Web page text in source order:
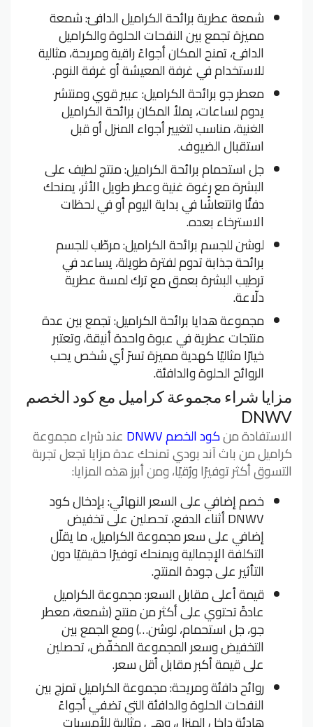
شمعة عطرية برائحة الكراميل الدافئ: شمعة
مميزة تجمع بين النفحات الحلوة والكراميل
الدافئ، تمنح المكان أجواءً راقية ومريحة، مثالية
للاستخدام في غرفة المعيشة أو غرفة النوم.
معطر جو برائحة الكراميل: عبير قوي ومنتشر
يدوم لساعات، يملأ المكان برائحة الكراميل
الغنية، مناسب لتغيير أجواء المنزل أو قبل
استقبال الضيوف.
جل استحمام برائحة الكراميل: منتج لطيف على
البشرة مع رغوة غنية وعطر طويل الأثر، يمنحك
دفئًا وانتعاشًا في بداية اليوم أو في لحظات
الاسترخاء بعده.
لوشن للجسم برائحة الكراميل: مرطّب للجسم
برائحة جذابة تدوم لفترة طويلة، يساعد في
ترطيب البشرة بعمق مع ترك لمسة عطرية
دلّاعة.
مجموعة هدايا برائحة الكراميل: تجمع بين عدة
منتجات عطرية في عبوة واحدة أنيقة، وتعتبر
خيارًا مثاليًا كهدية مميزة تسرّ أي شخص يحب
الروائح الحلوة والدافئة.
مزايا شراء مجموعة كراميل مع كود الخصم
DNWV
الاستفادة منكود الخصم DNWV عند شراء مجموعة
كراميل من باث آند بودي تمنحك عدة مزايا تجعل تجربة
التسوق أكثر توفيرًا ورُقيًا، ومن أبرز هذه المزايا:
خصم إضافي على السعر النهائي: بإدخال كود
DNWV أثناء الدفع، تحصلين على تخفيض
إضافي على سعر مجموعة الكراميل، ما يقلّل
التكلفة الإجمالية ويمنحك توفيرًا حقيقيًا دون
التأثير على جودة المنتج.
قيمة أعلى مقابل السعر: مجموعة الكراميل
عادةً تحتوي على أكثر من منتج (شمعة، معطر
جو، جل استحمام، لوشن…) ومع الجمع بين
التخفيض وسعر المجموعة المخفّض، تحصلين
على قيمة أكبر مقابل أقل سعر.
روائح دافئة ومريحة: مجموعة الكراميل تمزج بين
النفحات الحلوة والدافئة التي تضفي أجواءً
هادئة داخل المنزل، وهي مثالية للأمسيات